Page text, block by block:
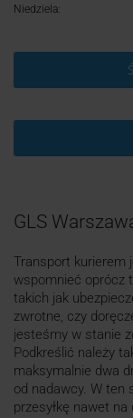
Niedziela:
GLS
Transport kurierem
wspomnieć oprócz
takich jak
zwrotne, czy
jesteśmy w stanie
Podkreślić należy
maksymalnie dwa
od nadawcy. W ten
przesyłkę nawet